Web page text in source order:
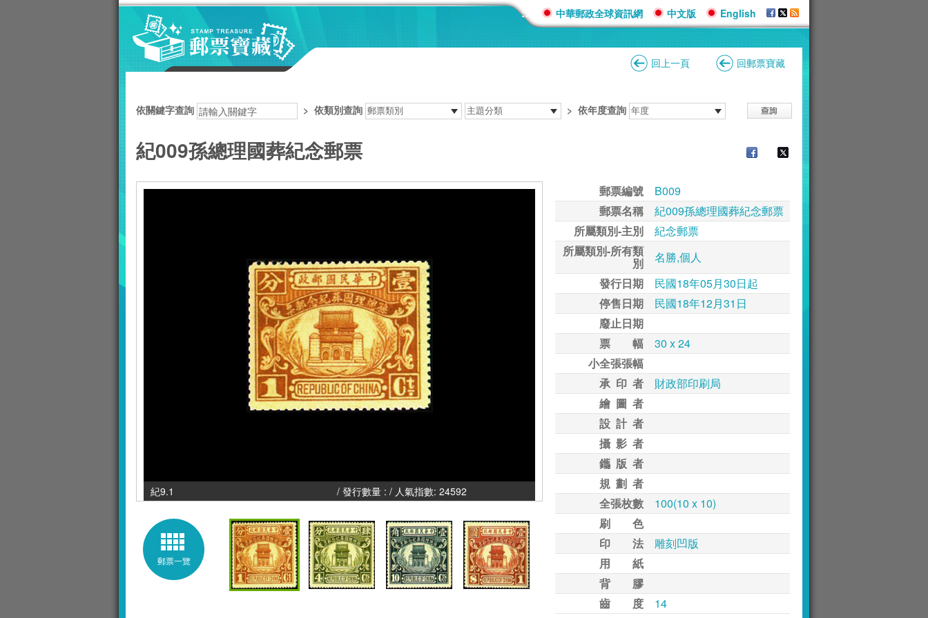
::: 中華郵政全球資訊網 中文版 English
回上一頁 回郵票寶藏
依關鍵字查詢 > 依類別查詢 > 依年度查詢
紀009孫總理國葬紀念郵票
紀9.1 / 發行數量 : / 人氣指數: 24592
郵票一覽
郵票編號
B009
郵票名稱
紀009孫總理國葬紀念郵票
所屬類別-主別
紀念郵票
所屬類別-所有類
別
名勝,個人
發行日期
民國18年05月30日起
停售日期
民國18年12月31日
廢止日期
票 幅
30 x 24
小全張張幅
承 印 者
財政部印刷局
繪 圖 者
設 計 者
攝 影 者
鑴 版 者
規 劃 者
全張枚數
100(10 x 10)
刷 色
印 法
雕刻凹版
用 紙
背 膠
齒 度
14